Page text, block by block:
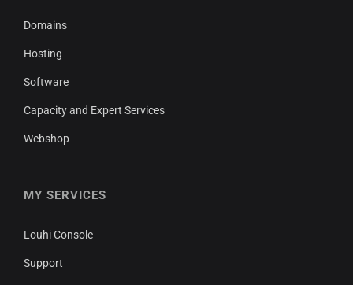
Domains
Hosting
Software
Capacity and Expert Services
Webshop
MY SERVICES
Louhi Console
Support